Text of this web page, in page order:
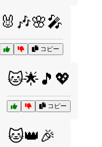
🐰🎶🌸🎤
コピー
🐱🌟🎵💖
コピー
🐱👑🎉